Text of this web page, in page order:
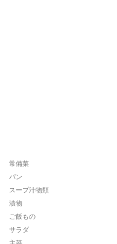
常備菜
パン
スープ汁物類
漬物
ご飯もの
サラダ